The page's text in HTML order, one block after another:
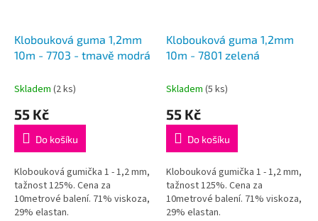
Klobouková guma 1,2mm
10m - 7703 - tmavě modrá
Skladem (2 ks)
55 Kč
Do košíku
Klobouková gumička 1 - 1,2 mm,
tažnost 125%. Cena za
10metrové balení. 71% viskoza,
29% elastan.
Klobouková guma 1,2mm
10m - 7801 zelená
Skladem (5 ks)
55 Kč
Do košíku
Klobouková gumička 1 - 1,2 mm,
tažnost 125%. Cena za
10metrové balení. 71% viskoza,
29% elastan.